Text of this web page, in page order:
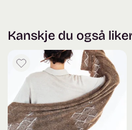
Kanskje du også